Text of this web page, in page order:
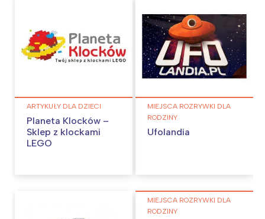
ARTYKUŁY DLA DZIECI
Planeta Klocków –
Sklep z klockami
LEGO
MIEJSCA ROZRYWKI DLA
RODZINY
Ufolandia
MIEJSCA ROZRYWKI DLA
RODZINY